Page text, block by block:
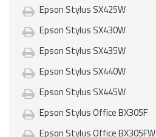
Epson Stylus SX425W
Epson Stylus SX430W
Epson Stylus SX435W
Epson Stylus SX440W
Epson Stylus SX445W
Epson Stylus Office BX305F
Epson Stylus Office BX305FW